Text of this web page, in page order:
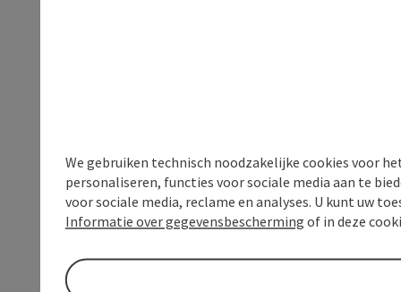
We gebruiken technisch noodzakelijke cookies voor
personaliseren, functies voor sociale media aan te
voor sociale media, reclame en analyses. U kunt uw
Informatie over gegevensbescherming of in deze